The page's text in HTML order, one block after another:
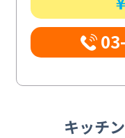
キッチ